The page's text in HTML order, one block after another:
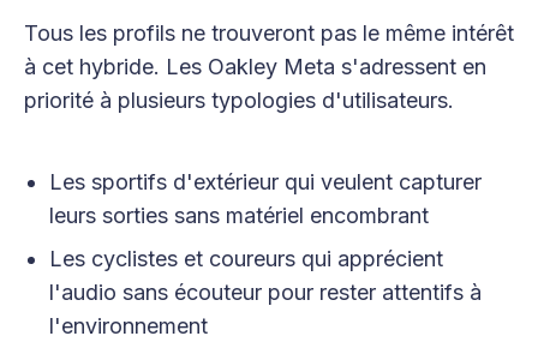
Tous les profils ne trouveront pas le même intérêt
à cet hybride. Les Oakley Meta s'adressent en
priorité à plusieurs typologies d'utilisateurs.
Les sportifs d'extérieur qui veulent capturer
leurs sorties sans matériel encombrant
Les cyclistes et coureurs qui apprécient
l'audio sans écouteur pour rester attentifs à
l'environnement